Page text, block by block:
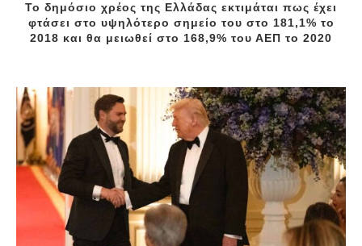
Το δημόσιο χρέος της Ελλάδας εκτιμάται πως έχει
φτάσει στο υψηλότερο σημείο του στο 181,1% το
2018 και θα μειωθεί στο 168,9% του ΑΕΠ το 2020